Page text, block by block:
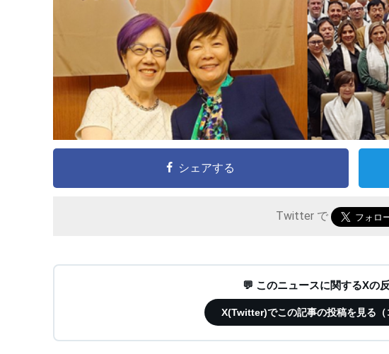
シェアする
Twitter で
💬 このニュースに関するXの
X(Twitter)でこの記事の投稿を見る（